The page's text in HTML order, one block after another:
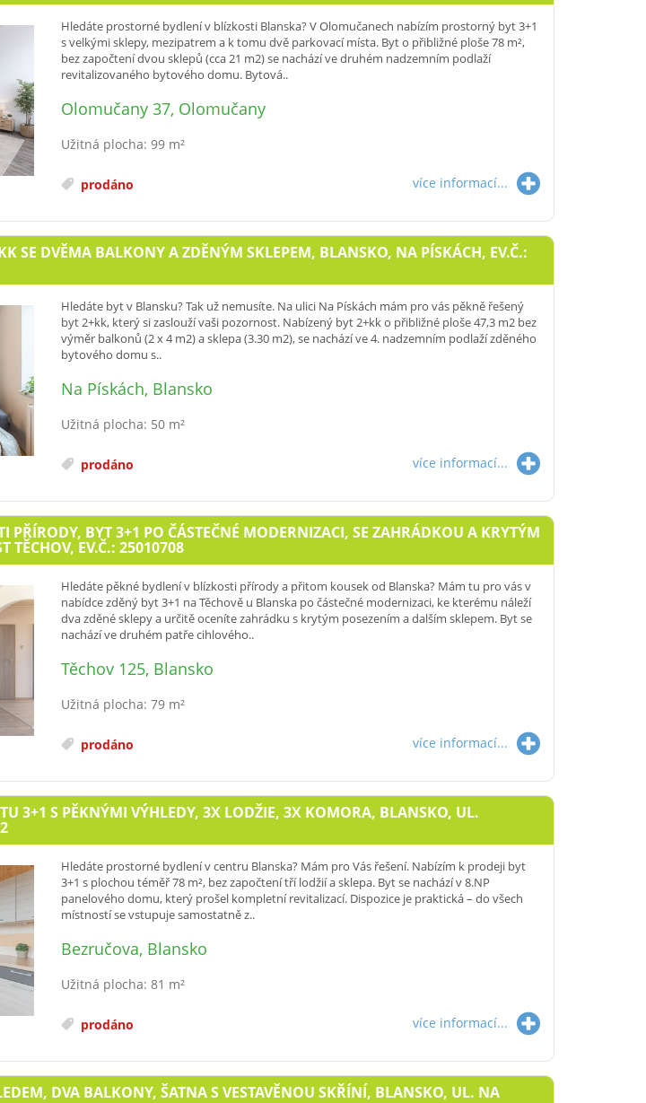
Hledáte prostorné bydlení v blízkosti Blanska? V Olomučanech nabízím prostorný byt 3+1
s velkými sklepy, mezipatrem a k tomu dvě parkovací místa. Byt o přibližné ploše 78 m²,
bez započtení dvou sklepů (cca 21 m2) se nachází ve druhém nadzemním podlaží
revitalizovaného bytového domu. Bytová..
Olomučany 37, Olomučany
Užitná plocha: 99 m²
prodáno více informací...
SE DVĚMA BALKONY A ZDĚNÝM SKLEPEM, BLANSKO, NA PÍSKÁCH, EV.Č.:
Hledáte byt v Blansku? Tak už nemusíte. Na ulici Na Pískách mám pro vás pěkně řešený
byt 2+kk, který si zaslouží vaši pozornost. Nabízený byt 2+kk o přibližné ploše 47,3 m2 bez
výměr balkonů (2 x 4 m2) a sklepa (3.30 m2), se nachází ve 4. nadzemním podlaží zděného
bytového domu s..
Na Pískách, Blansko
Užitná plocha: 50 m²
prodáno více informací...
PŘÍRODY, BYT 3+1 PO ČÁSTEČNÉ MODERNIZACI, SE ZAHRÁDKOU A KRYTÝM
TĚCHOV, EV.Č.: 25010708
Hledáte pěkné bydlení v blízkosti přírody a přitom kousek od Blanska? Mám tu pro vás v
nabídce zděný byt 3+1 na Těchově u Blanska po částečné modernizaci, ke kterému náleží
dva zděné sklepy a určitě oceníte zahrádku s krytým posezením a dalším sklepem. Byt se
nachází ve druhém patře cihlového..
Těchov 125, Blansko
Užitná plocha: 79 m²
prodáno více informací...
3+1 S PĚKNÝMI VÝHLEDY, 3X LODŽIE, 3X KOMORA, BLANSKO, UL.
Hledáte prostorné bydlení v centru Blanska? Mám pro Vás řešení. Nabízím k prodeji byt
3+1 s plochou téměř 78 m², bez započtení tří lodžií a sklepa. Byt se nachází v 8.NP
panelového domu, který prošel kompletní revitalizací. Dispozice je praktická – do všech
místností se vstupuje samostatně z..
Bezručova, Blansko
Užitná plocha: 81 m²
prodáno více informací...
DVA BALKONY, ŠATNA S VESTAVĚNOU SKŘÍNÍ, BLANSKO, UL. NA